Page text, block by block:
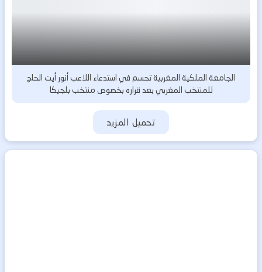
الجامعة الملكية المغربية تحسم في استدعاء اللاعب أنور أيت الحاج
للمنتخب المغربي بعد قراره بخصوص منتخب بلجيكا
تحميل المزيد